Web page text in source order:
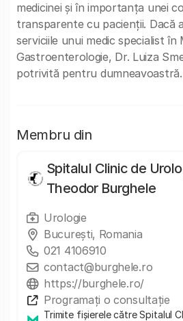
medicinei și în importanța unei
transparente cu pacienții. Dacă
serviciile unui medic specialist în
Gastroenterologie, Dr. Luiza
potrivită pentru dumneavoastră.
Membru din
Spitalul Clinic de
Theodor Burghele
Urologie
București, Romania
021 4106910
contact@burghele.ro
https://burghele.ro/
Programați o consultație
Trimite fișierele către Spitalul